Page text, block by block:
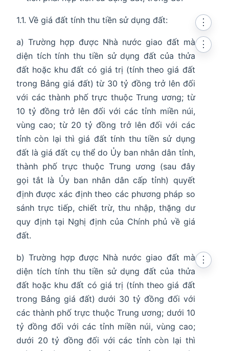
1.1. Về giá đất tính thu tiền sử dụng đất:
⋮
a) Trường hợp được Nhà nước giao đất mà
diện tích tính thu tiền sử dụng đất của thửa
đất hoặc khu đất có giá trị (tính theo giá đất
trong Bảng giá đất) từ 30 tỷ đồng trở lên đối
với các thành phố trực thuộc Trung ương; từ
10 tỷ đồng trở lên đối với các tỉnh miền núi,
vùng cao; từ 20 tỷ đồng trở lên đối với các
tỉnh còn lại thì giá đất tính thu tiền sử dụng
đất là giá đất cụ thể do Ủy ban nhân dân tỉnh,
thành phố trực thuộc Trung ương (sau đây
gọi tắt là Ủy ban nhân dân cấp tỉnh) quyết
định được xác định theo các phương pháp so
sánh trực tiếp, chiết trừ, thu nhập, thặng dư
quy định tại Nghị định của Chính phủ về giá
đất.
⋮
b) Trường hợp được Nhà nước giao đất mà
diện tích tính thu tiền sử dụng đất của thửa
đất hoặc khu đất có giá trị (tính theo giá đất
trong Bảng giá đất) dưới 30 tỷ đồng đối với
các thành phố trực thuộc Trung ương; dưới 10
tỷ đồng đối với các tỉnh miền núi, vùng cao;
dưới 20 tỷ đồng đối với các tỉnh còn lại thì
⋮